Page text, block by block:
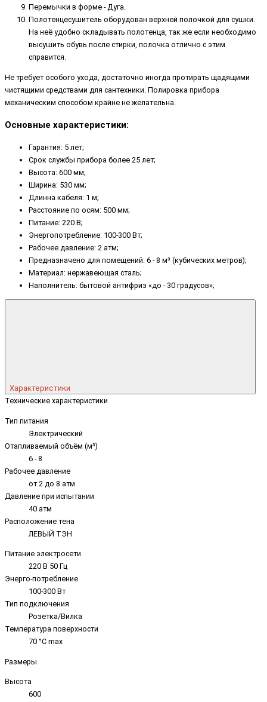
Перемычки в форме - Дуга.
Полотенцесушитель оборудован верхней полочкой для сушки.
На неё удобно складывать полотенца, так же если необходимо
высушить обувь после стирки, полочка отлично с этим
справится.
Не требует особого ухода, достаточно иногда протирать щадящими
чистящими средствами для сантехники. Полировка прибора
механическим способом крайне не желательна.
Основные характеристики:
Гарантия: 5 лет;
Срок службы прибора более 25 лет;
Высота: 600 мм;
Ширина: 530 мм;
Длинна кабеля: 1 м;
Расстояние по осям: 500 мм;
Питание: 220 В;
Энергопотребление: 100-300 Вт;
Рабочее давление: 2 атм;
Предназначено для помещений: 6 - 8 м³ (кубических метров);
Материал: нержавеющая сталь;
Наполнитель: бытовой антифриз «до - 30 градусов»;
Характеристики
Технические характеристики
Тип питания
Электрический
Отапливаемый объём (м³)
6 - 8
Рабочее давление
от 2 до 8 атм
Давление при испытании
40 атм
Расположение тена
ЛЕВЫЙ ТЭН
Питание электросети
220 В 50 Гц
Энерго-потребление
100-300 Вт
Тип подключения
Розетка/Вилка
Температура поверхности
70 °C max
Размеры
Высота
600